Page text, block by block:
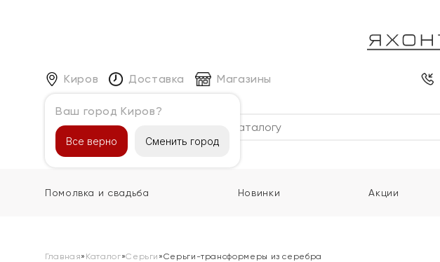
Киров
Ваш город Киров?
Все верно Сменить город
Доставка Магазины
Каталог
Помолвка и свадьба Новинки Акции
Главная» Каталог»Серьги »Серьги-трансформеры из серебра